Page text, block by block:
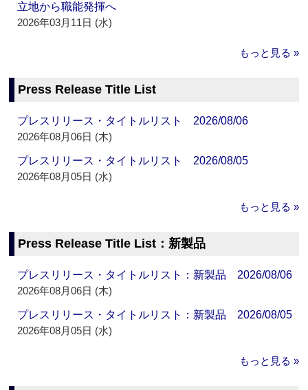
立地から職能発揮へ
2026年03月11日 (水)
もっと見る »
Press Release Title List
プレスリリース・タイトルリスト 2026/08/06
2026年08月06日 (木)
プレスリリース・タイトルリスト 2026/08/05
2026年08月05日 (水)
もっと見る »
Press Release Title List：新製品
プレスリリース・タイトルリスト：新製品 2026/08/06
2026年08月06日 (木)
プレスリリース・タイトルリスト：新製品 2026/08/05
2026年08月05日 (水)
もっと見る »